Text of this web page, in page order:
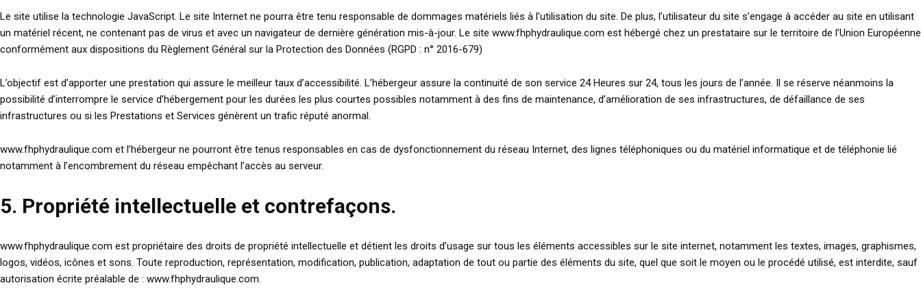
Le site utilise la technologie JavaScript. Le site Internet ne pourra être tenu responsable de dommages matériels liés à l’utilisation du site. De plus, l’utilisateur du site s’engage à accéder au site en utilisant
un matériel récent, ne contenant pas de virus et avec un navigateur de dernière génération mis-à-jour. Le site www.fhphydraulique.com est hébergé chez un prestataire sur le territoire de l’Union Européenne
conformément aux dispositions du Règlement Général sur la Protection des Données (RGPD : n° 2016-679)
L’objectif est d’apporter une prestation qui assure le meilleur taux d’accessibilité. L’hébergeur assure la continuité de son service 24 Heures sur 24, tous les jours de l’année. Il se réserve néanmoins la
possibilité d’interrompre le service d’hébergement pour les durées les plus courtes possibles notamment à des fins de maintenance, d’amélioration de ses infrastructures, de défaillance de ses
infrastructures ou si les Prestations et Services génèrent un trafic réputé anormal.
www.fhphydraulique.com et l’hébergeur ne pourront être tenus responsables en cas de dysfonctionnement du réseau Internet, des lignes téléphoniques ou du matériel informatique et de téléphonie lié
notamment à l’encombrement du réseau empêchant l’accès au serveur.
5. Propriété intellectuelle et contrefaçons.
www.fhphydraulique.com est propriétaire des droits de propriété intellectuelle et détient les droits d’usage sur tous les éléments accessibles sur le site internet, notamment les textes, images, graphismes,
logos, vidéos, icônes et sons. Toute reproduction, représentation, modification, publication, adaptation de tout ou partie des éléments du site, quel que soit le moyen ou le procédé utilisé, est interdite, sauf
autorisation écrite préalable de : www.fhphydraulique.com.